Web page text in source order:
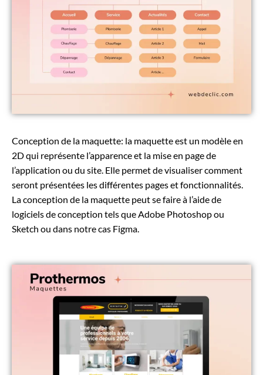
Conception de la maquette: la maquette est un modèle en
2D qui représente l’apparence et la mise en page de
l’application ou du site. Elle permet de visualiser comment
seront présentées les différentes pages et fonctionnalités.
La conception de la maquette peut se faire à l’aide de
logiciels de conception tels que Adobe Photoshop ou
Sketch ou dans notre cas Figma.